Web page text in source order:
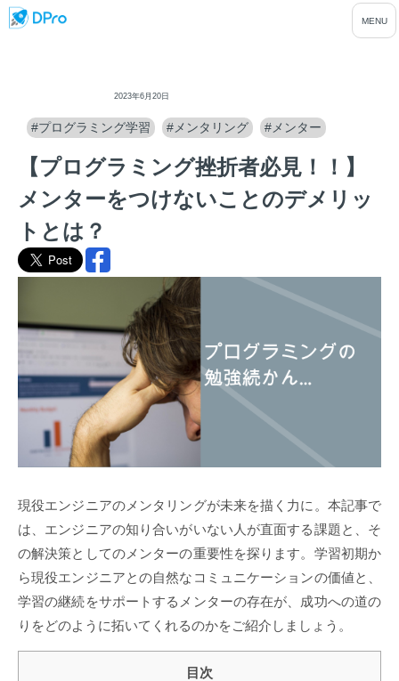
2023年6月20日
#プログラミング学習 #メンタリング #メンター
【プログラミング挫折者必見！！】
メンターをつけないことのデメリッ
トとは？
現役エンジニアのメンタリングが未来を描く力に。本記事で
は、エンジニアの知り合いがいない人が直面する課題と、そ
の解決策としてのメンターの重要性を探ります。学習初期か
ら現役エンジニアとの自然なコミュニケーションの価値と、
学習の継続をサポートするメンターの存在が、成功への道の
りをどのように拓いてくれるのかをご紹介しましょう。
目次